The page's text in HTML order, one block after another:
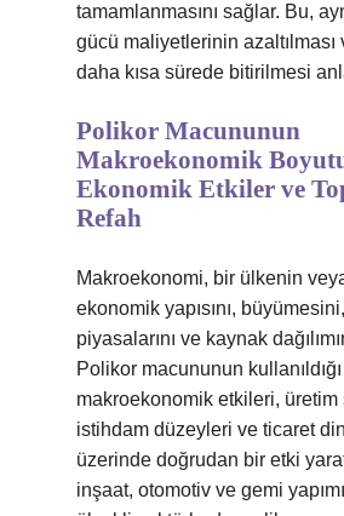
tamamlanmasını sağlar. Bu,
gücü maliyetlerinin azaltılması
daha kısa sürede bitirilmesi
Polikor Macununun
Makroekonomik
Ekonomik Etkiler ve
Refah
Makroekonomi, bir ülkenin
ekonomik yapısını,
piyasalarını ve kaynak
Polikor macununun
makroekonomik etkileri, üretim
istihdam düzeyleri ve ticaret
üzerinde doğrudan bir etki
inşaat, otomotiv ve gemi